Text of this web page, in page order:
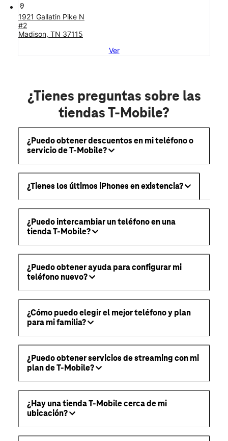
location_on
1921 Gallatin Pike N
#2
Madison, TN 37115
Ver
¿Tienes preguntas sobre las
tiendas T-Mobile?
¿Puedo obtener descuentos en mi teléfono o
servicio de T-Mobile?
¿Tienes los últimos iPhones en existencia?
¿Puedo intercambiar un teléfono en una
tienda T-Mobile?
¿Puedo obtener ayuda para configurar mi
teléfono nuevo?
¿Cómo puedo elegir el mejor teléfono y plan
para mi familia?
¿Puedo obtener servicios de streaming con mi
plan de T-Mobile?
¿Hay una tienda T-Mobile cerca de mi
ubicación?